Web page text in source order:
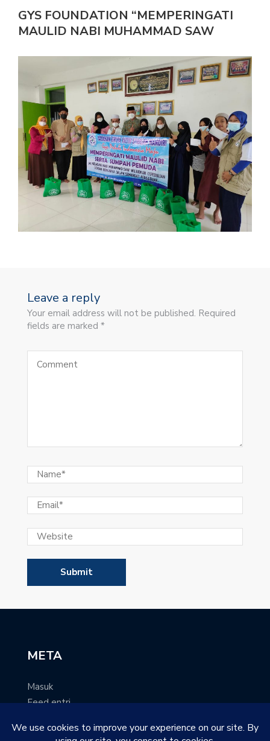
GYS FOUNDATION “MEMPERINGATI
MAULID NABI MUHAMMAD SAW
Leave a reply
Your email address will not be published. Required
fields are marked *
META
Masuk
Feed entri
WordPress.org